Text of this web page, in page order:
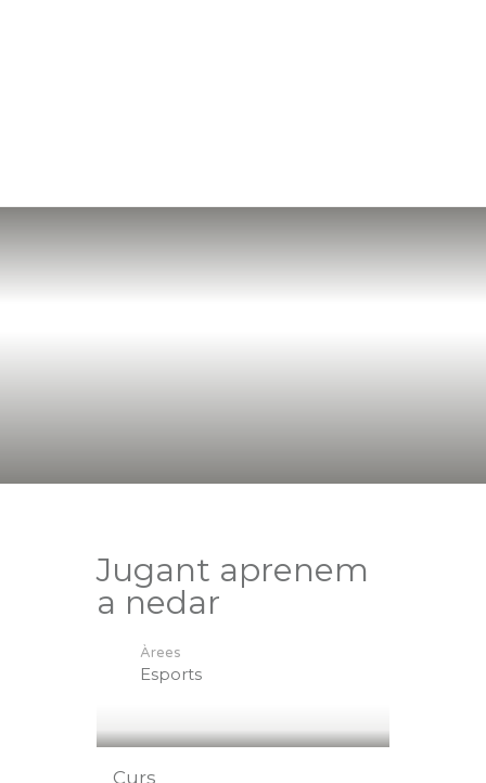
Jugant aprenem
a nedar
Àrees
Esports
Curs